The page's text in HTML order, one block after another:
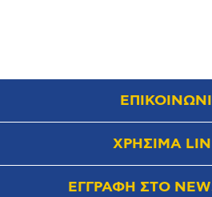
ΧΡΗΣΙΜΑ
ΕΓΓΡΑΦΗ ΣΤΟ